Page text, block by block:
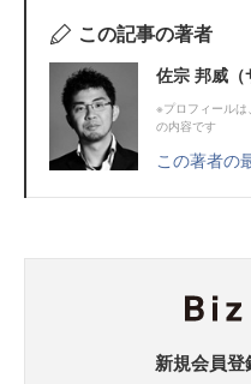
この記事の著者
佐宗 邦威（
※プロフィール
の内容です
この著者の
新規会員登